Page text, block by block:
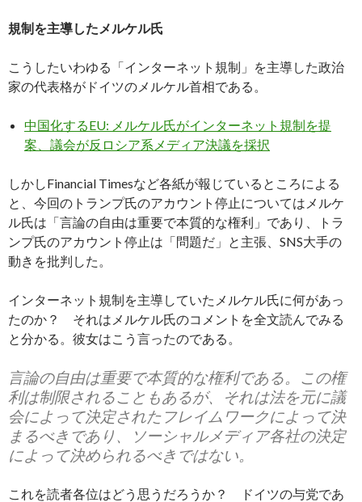
規制を主導したメルケル氏
こうしたいわゆる「インターネット規制」を主導した政治
家の代表格がドイツのメルケル首相である。
中国化するEU: メルケル氏がインターネット規制を提
案、議会が反ロシア系メディア決議を採択
しかしFinancial Timesなど各紙が報じているところによる
と、今回のトランプ氏のアカウント停止についてはメルケ
ル氏は「言論の自由は重要で本質的な権利」であり、トラ
ンプ氏のアカウント停止は「問題だ」と主張、SNS大手の
動きを批判した。
インターネット規制を主導していたメルケル氏に何があっ
たのか？ それはメルケル氏のコメントを全文読んでみる
と分かる。彼女はこう言ったのである。
言論の自由は重要で本質的な権利である。この権
利は制限されることもあるが、それは法を元に議
会によって決定されたフレイムワークによって決
まるべきであり、ソーシャルメディア各社の決定
によって決められるべきではない。
これを読者各位はどう思うだろうか？ ドイツの与党であ